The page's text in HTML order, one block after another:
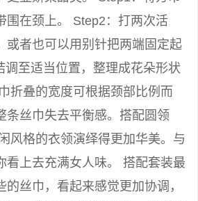
围在颈上。 Step2：打两次活
或者也可以用别针把两端固定起
调至适当位置，整理成花朵形状
折叠的宽度可根据颈部比例而
条丝巾失去平衡感。搭配圆领
风格的衣领演绎得更加华美。与
看上去充满女人味。 搭配套装最
丝巾，看起来感觉更加协调，